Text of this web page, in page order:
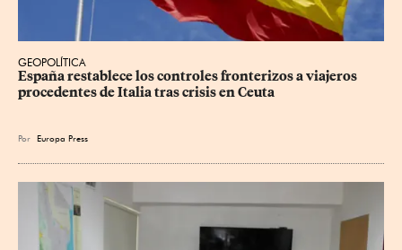
GEOPOLÍTICA
España restablece los controles fronterizos a viajeros
procedentes de Italia tras crisis en Ceuta
Por Europa Press